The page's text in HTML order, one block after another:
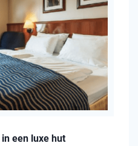
een luxe hut